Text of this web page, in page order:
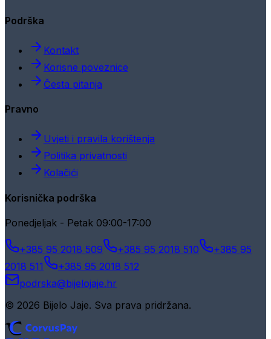
Podrška
Kontakt
Korisne poveznice
Česta pitanja
Pravno
Uvjeti i pravila korištenja
Politika privatnosti
Kolačići
Korisnička podrška
Ponedjeljak - Petak 09:00-17:00
+385 95 2018 509 +385 95 2018 510
+385 95
2018 511
+385 95 2018 512
podrska@bijelojaje.hr
© 2026 Bijelo Jaje. Sva prava pridržana.